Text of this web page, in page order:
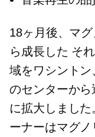
18ヶ月後、マ
ら成長した そ
域をワシント
のセンターか
に拡大しまし
ーナーはマグノ